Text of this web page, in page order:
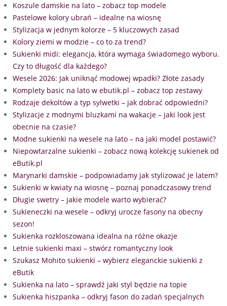
Koszule damskie na lato – zobacz top modele
Pastelowe kolory ubrań – idealne na wiosnę
Stylizacja w jednym kolorze – 5 kluczowych zasad
Kolory ziemi w modzie – co to za trend?
Sukienki midi: elegancja, która wymaga świadomego wyboru.
Czy to długość dla każdego?
Wesele 2026: Jak uniknąć modowej wpadki? Złote zasady
Komplety basic na lato w ebutik.pl – zobacz top zestawy
Rodzaje dekoltów a typ sylwetki – jak dobrać odpowiedni?
Stylizacje z modnymi bluzkami na wakacje – jaki look jest
obecnie na czasie?
Modne sukienki na wesele na lato – na jaki model postawić?
Niepowtarzalne sukienki – zobacz nową kolekcję sukienek od
eButik.pl
Marynarki damskie – podpowiadamy jak stylizować je latem?
Sukienki w kwiaty na wiosnę – poznaj ponadczasowy trend
Długie swetry – jakie modele warto wybierać?
Sukieneczki na wesele – odkryj urocze fasony na obecny
sezon!
Sukienka rozkloszowana idealna na różne okazje
Letnie sukienki maxi – stwórz romantyczny look
Szukasz Mohito sukienki – wybierz eleganckie sukienki z
eButik
Sukienka na lato – sprawdź jaki styl będzie na topie
Sukienka hiszpanka – odkryj fason do zadań specjalnych